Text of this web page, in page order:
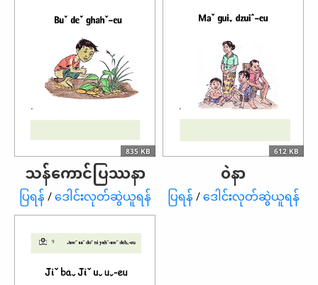
835 KB
သန်ကောင်ပြဿနာ
ပြရန်/ဒေါင်းလုတ်ဆွဲယူရန်
612 KB
၀ဲနာ
ပြရန်/ဒေါင်းလုတ်ဆွဲယူရန်